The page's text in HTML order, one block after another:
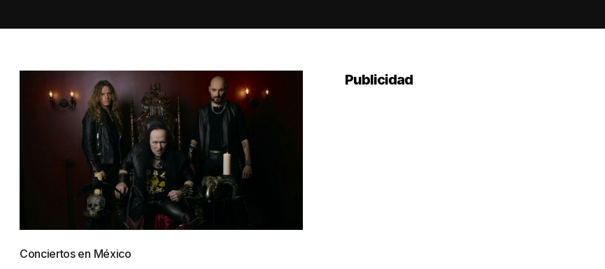
Conciertos en México
Publicidad